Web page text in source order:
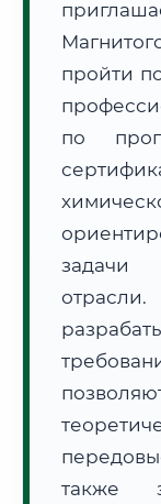
• Маршрут транзита:
📜 Документы и
🔍 Нажмите
пройти
по
задачи
также